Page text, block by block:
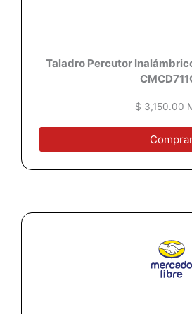
Taladro Percutor
$ 3,150.00